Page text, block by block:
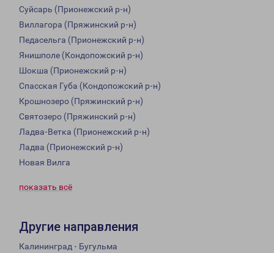
Суйсарь (Прионежский р-н)
Виллагора (Пряжинский р-н)
Педасельга (Прионежский р-н)
Янишполе (Кондопожский р-н)
Шокша (Прионежский р-н)
Спасская Губа (Кондопожский р-н)
Крошнозеро (Пряжинский р-н)
Святозеро (Пряжинский р-н)
Ладва-Ветка (Прионежский р-н)
Ладва (Прионежский р-н)
Новая Вилга
показать всё
Другие направления
Калининград - Бугульма